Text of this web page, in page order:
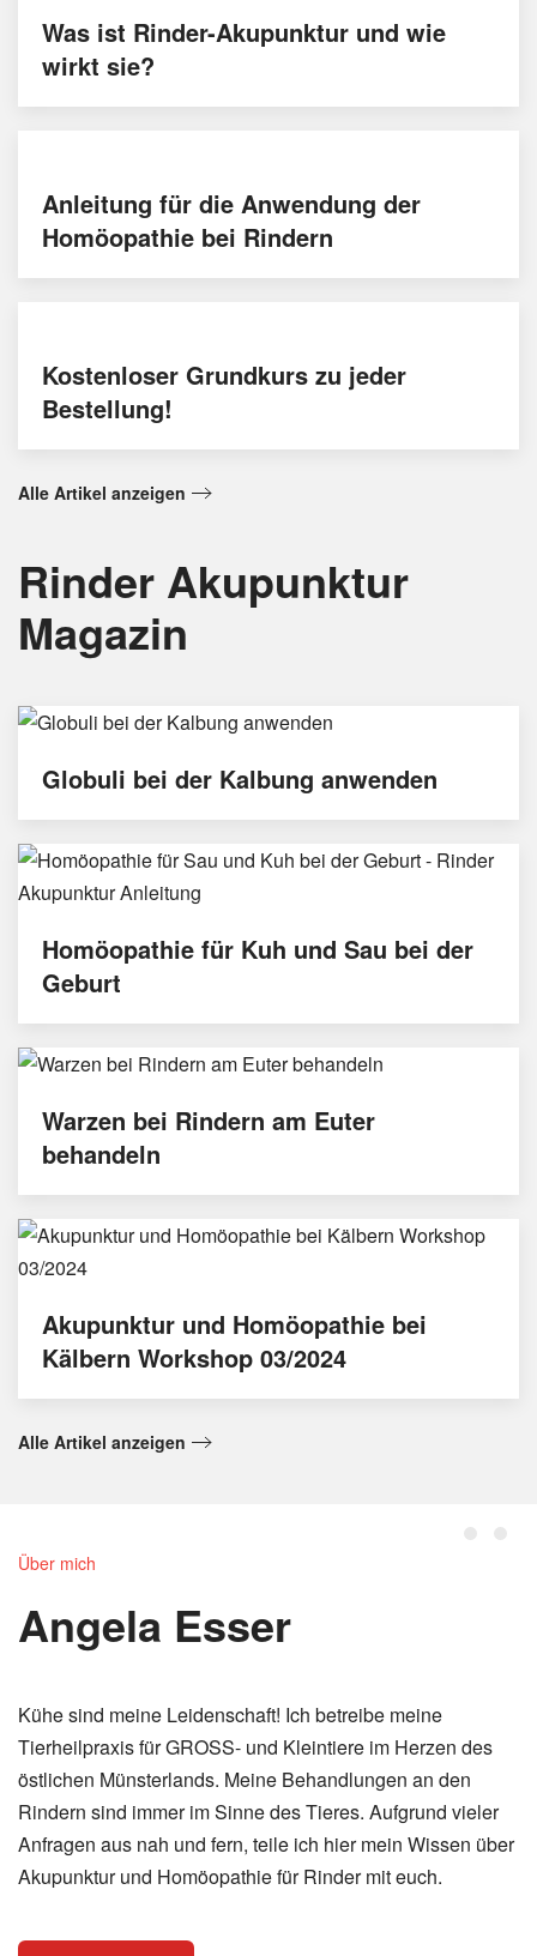
Was ist Rinder-Akupunktur und wie
wirkt sie?
Anleitung für die Anwendung der
Homöopathie bei Rindern
Kostenloser Grundkurs zu jeder
Bestellung!
Alle Artikel anzeigen
Rinder Akupunktur
Magazin
Globuli bei der Kalbung anwenden
Homöopathie für Kuh und Sau bei der
Geburt
Warzen bei Rindern am Euter
behandeln
Akupunktur und Homöopathie bei
Kälbern Workshop 03/2024
Alle Artikel anzeigen
Über mich
Angela Esser
Kühe sind meine Leidenschaft! Ich betreibe meine
Tierheilpraxis für GROSS- und Kleintiere im Herzen des
östlichen Münsterlands. Meine Behandlungen an den
Rindern sind immer im Sinne des Tieres. Aufgrund vieler
Anfragen aus nah und fern, teile ich hier mein Wissen über
Akupunktur und Homöopathie für Rinder mit euch.